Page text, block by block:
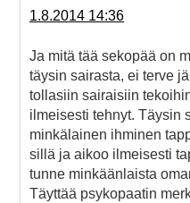
1.8.2014 14:36
Ja mitä tää sekopää on
täysin sairasta, ei terve
tollasiin sairaisiin
ilmeisesti tehnyt. Täysin
minkälainen ihminen
sillä ja aikoo ilmeisesti
tunne minkäänlaista
Täyttää psykopaatin